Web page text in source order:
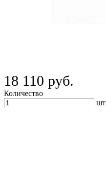
18 110 руб.
Количество
шт